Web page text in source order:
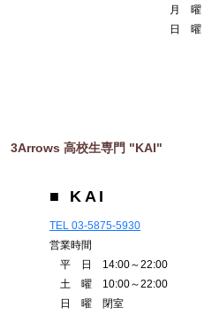
月 曜
日 曜
3Arrows 高校生専門 "KAI"
■ KAI
TEL 03-5875-5930
営業時間
平 日 14:00～22:00
土 曜 10:00～22:00
日 曜 閉室